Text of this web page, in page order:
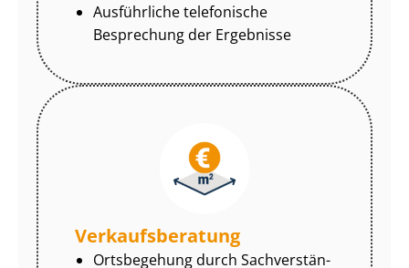
Ausführliche telefonische
Besprechung der Ergebnisse
Ver­kaufs­be­ra­tung
Ortsbegehung durch Sach­ver­stän­